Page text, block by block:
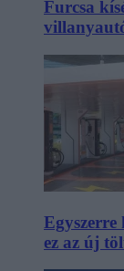
Furcsa
ez az új